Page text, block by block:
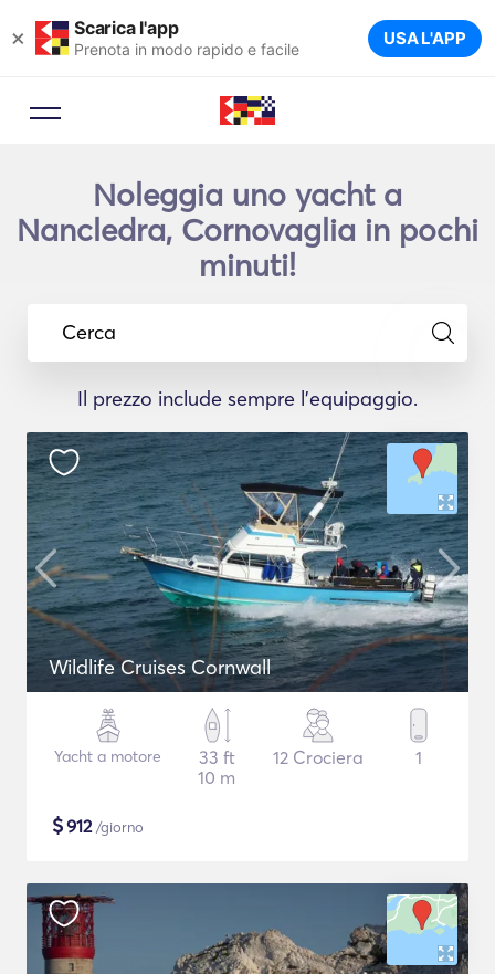
× Scarica l'app
Prenota in modo rapido e facile USA L'APP
Noleggia uno yacht a
Nancledra, Cornovaglia in pochi
minuti!
Cerca
Il prezzo include sempre l'equipaggio.
Wildlife Cruises Cornwall
Yacht a motore
33 ft
10 m
12 Crociera 1
$912/giorno